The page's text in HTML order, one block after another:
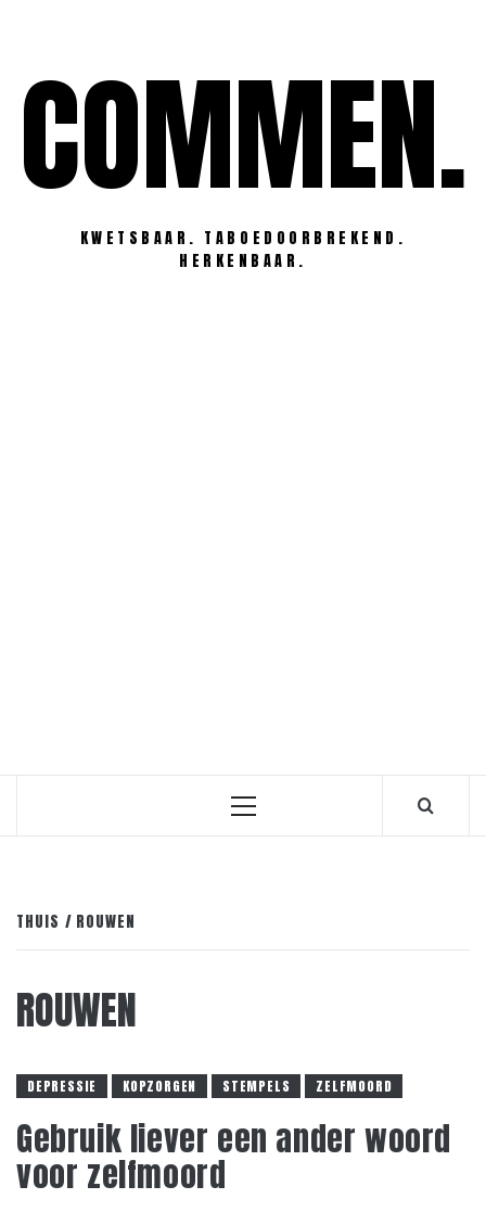
inhoudCOMMEN.
KWETSBAAR. TABOEDOORBREKEND.
HERKENBAAR.
Primair
THUIS ROUWEN
ROUWEN
DEPRESSIE KOPZORGEN STEMPELS ZELFMOORD
Gebruik liever een ander woord
voor zelfmoord